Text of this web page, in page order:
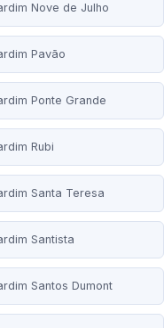
Nove de Julho
Pavão
Ponte Grande
Rubi
Santa Teresa
Santista
Santos Dumont